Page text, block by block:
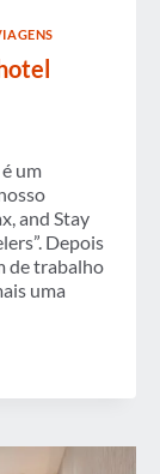
um
and Stay
Depois
de trabalho
uma